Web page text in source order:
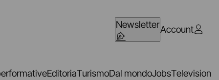
NewsletterAccount
EditoriaTurismoDal mondoJobsTelevision